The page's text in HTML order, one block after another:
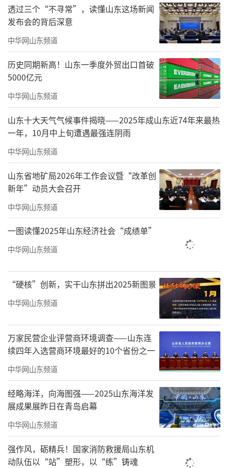
个多小时。
只能说，山东人是真的不差钱，山姆会员
店都开业快半个月了，消费力依旧强劲，不减
反增。
不过山姆压力也不少，对于“吃”字放第
一的山东人，鲁菜是八大菜系之首，青岛人对
海鲜要求高，济南人对肉质要求高，早在开店
两三年前，山姆采购部就已经暗地里“干冒
烟”了。
1天开业2家店，太有心机了
透过三个“不寻常”，读懂山东这场新闻
发布会的背后深意
中华网山东频道
历史同期新高！山东一季度外贸出口首破
5000亿元
中华网山东频道
山东十大天气气候事件揭晓——2025年成山东近74年来最热
一年，10月中上旬遭遇最强连阴雨
中华网山东频道
山东省地矿局2026年工作会议暨“改革创
新年”动员大会召开
中华网山东频道
一图读懂2025年山东经济社会“成绩单”
中华网山东频道
“硬核”创新，实干山东拼出2025新图景
中华网山东频道
万家民营企业评营商环境调查——山东连
续四年入选营商环境最好的10个省份之一
中华网山东频道
经略海洋，向海图强——2025山东海洋发
展成果展昨日在青岛启幕
中华网山东频道
强作风，砺精兵！国家消防救援局山东机
动队伍以“站”塑形，以“练”铸魂